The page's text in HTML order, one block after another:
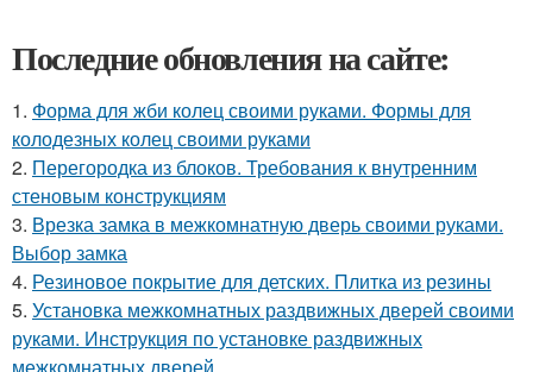
Последние обновления на сайте:
1. Форма для жби колец своими руками. Формы для
колодезных колец своими руками
2. Перегородка из блоков. Требования к внутренним
стеновым конструкциям
3. Врезка замка в межкомнатную дверь своими руками.
Выбор замка
4. Резиновое покрытие для детских. Плитка из резины
5. Установка межкомнатных раздвижных дверей своими
руками. Инструкция по установке раздвижных
межкомнатных дверей